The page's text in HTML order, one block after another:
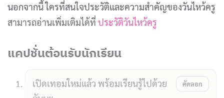
นอกจากนี้ ใครที่สนใจประวัติและความสำคัญของวันไหว้ครู
สามารถอ่านเพิ่มเติมได้ที่ ประวัติวันไหว้ครู
แคปชั่นต้อนรับนักเรียน
เปิดเทอมใหม่แล้ว พร้อมเรียนรู้ไปด้วย
คัดลอก